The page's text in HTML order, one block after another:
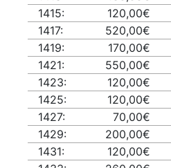
1415:
120,00€
1417:
520,00€
1419:
170,00€
1421:
550,00€
1423:
120,00€
1425:
120,00€
1427:
70,00€
1429:
200,00€
1431:
120,00€